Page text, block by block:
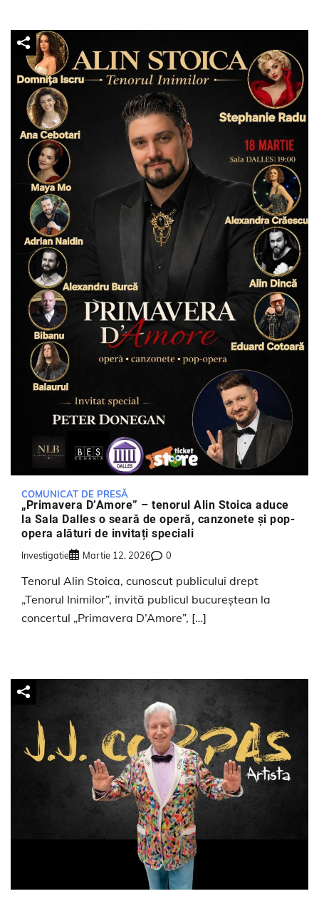
COMUNICAT DE PRESĂ
„Primavera D’Amore” – tenorul Alin Stoica aduce
la Sala Dalles o seară de operă, canzonete și pop-
opera alături de invitați speciali
Investigatie Martie 12, 2026 0
Tenorul Alin Stoica, cunoscut publicului drept
„Tenorul Inimilor”, invită publicul bucureștean la
concertul „Primavera D’Amore”, […]